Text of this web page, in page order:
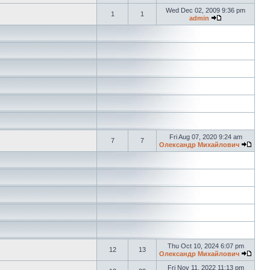
1 1
Wed Dec 02, 2009 9:36 pm
admin
7 7
Fri Aug 07, 2020 9:24 am
Олександр Михайлович
12 13
Thu Oct 10, 2024 6:07 pm
Олександр Михайлович
Fri Nov 11, 2022 11:13 pm